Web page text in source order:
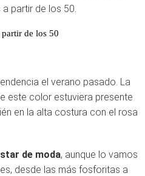
a partir de los 50.
de los 50
el verano pasado. La
este color estuviera presente
en la alta costura con el rosa
de moda, aunque lo vamos
desde las más fosforitas a